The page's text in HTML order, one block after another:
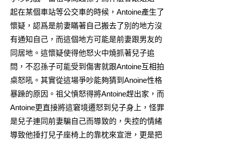
起在某個車站等公交車的時候，Antoine產生了
懷疑，認爲是前妻瞞著自己搬去了別的地方沒
有通知自己，而這個地方可能是前妻跟男友的
同居地。這懷疑使得他怒火中燒抓著兒子追
問，不忍孫子可能受到傷害就跟Antoine互相拍
桌怒吼。其實從這場爭吵能夠猜到Anoine性格
暴躁的原因。祖父憤怒得將Antoine趕出家，而
Antoine更直接將這窘境遷怒到兒子身上，怪罪
是兒子連同前妻騙自己而導致的，失控的情緒
導致他捶打兒子座椅上的靠枕來宣泄，更是把